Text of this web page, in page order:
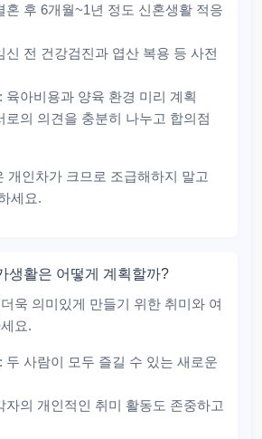
혼 후 6개월~1년 정도 신혼생활 적응
신 전 건강검진과 엽산 복용 등 사전
: 육아비용과 양육 환경 미리 계획
로의 의견을 충분히 나누고 합의점
개인차가 크므로 조급해하지 말고
세요.
생활은 어떻게 계획할까?
욱 의미있게 만들기 위한 취미와 여
요.
: 두 사람이 모두 즐길 수 있는 새로운
자의 개인적인 취미 활동도 존중하고